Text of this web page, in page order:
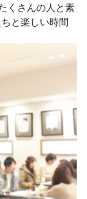
くさんの人と素
と楽しい時間